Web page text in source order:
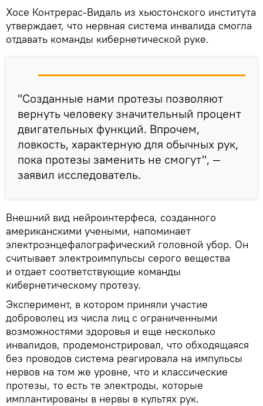
Хосе Контрерас-Видаль из хьюстонского института
утверждает, что нервная система инвалида смогла
отдавать команды кибернетической руке.
"Созданные нами протезы позволяют
вернуть человеку значительный процент
двигательных функций. Впрочем,
ловкость, характерную для обычных рук,
пока протезы заменить не смогут", —
заявил исследователь.
Внешний вид нейроинтерфеса, созданного
американскими учеными, напоминает
электроэнцефалографический головной убор. Он
считывает электроимпульсы серого вещества
и отдает соответствующие команды
кибернетическому протезу.
Эксперимент, в котором приняли участие
доброволец из числа лиц с ограниченными
возможностями здоровья и еще несколько
инвалидов, продемонстрировал, что обходящаяся
без проводов система реагировала на импульсы
нервов на том же уровне, что и классические
протезы, то есть те электроды, которые
имплантированы в нервы в культях рук.